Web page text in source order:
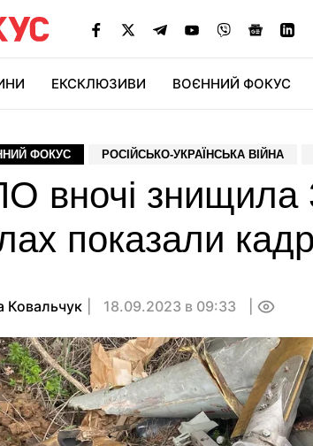
ЕКСКЛЮЗИВИ ВОЄННИЙ ФОКУС
ФОКУС РОСІЙСЬКО-УКРАЇНСЬКА ВІЙНА
вночі знищила
показали
Ковальчук 18.09.2023 в 09:33